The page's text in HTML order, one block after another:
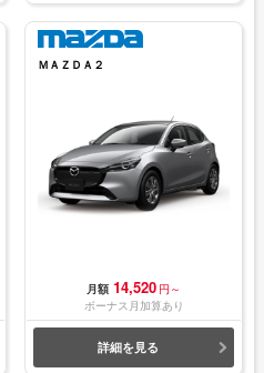
ＭＡＺＤＡ２
月額 14,520 円～
ボーナス月加算あり
詳細を見る